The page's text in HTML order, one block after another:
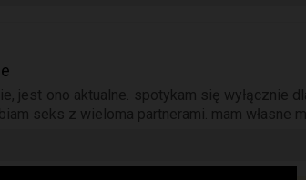
jest ono aktualne. spotykam się wyłącznie
seks z wieloma partnerami. mam własne